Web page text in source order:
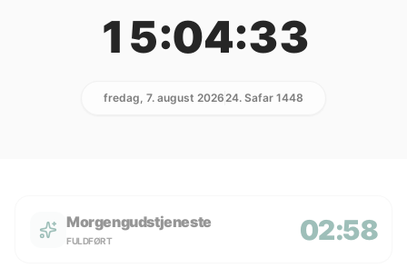
15:04:33
fredag, 7. august 202624. Safar 1448
Morgengudstjeneste
FULDFØRT 02:58